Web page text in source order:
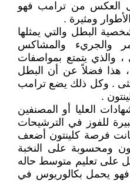
العكس من ترامب فهو
ومثيرة .
البطل والتي يمثلها
والجريء والمشاكس
، والذي يتمتع بمواصفات
، هذا فضلاً عن أن البطل
. وكل ذلك يضع ترامب
.
العليا أو المصنفين
للفوز في الترشيحات
كانت فرصة كلينتون أضعف
ومحسوبة على النخبة
على تعليم متوسط حاله
فهو يحمل بكالوريوس في